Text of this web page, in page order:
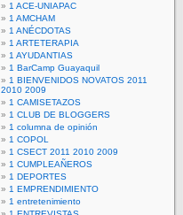
1 ACE-UNIAPAC
1 AMCHAM
1 ANÉCDOTAS
1 ARTETERAPIA
1 AYUDANTIAS
1 BarCamp Guayaquil
1 BIENVENIDOS NOVATOS 2011
2010 2009
1 CAMISETAZOS
1 CLUB DE BLOGGERS
1 columna de opinión
1 COPOL
1 CSECT 2011 2010 2009
1 CUMPLEAÑEROS
1 DEPORTES
1 EMPRENDIMIENTO
1 entretenimiento